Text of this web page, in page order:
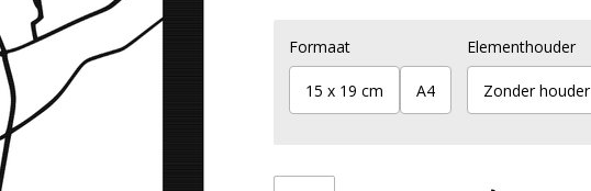
Formaat
15 x 19 cm A4
Elementhouder
Zonder houder